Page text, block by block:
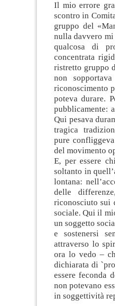
Il mio errore
scontro in
gruppo del
nulla davvero
qualcosa di
concentrata
ristretto gruppo
non
riconoscimento
poteva durare.
pubblicamente:
Qui pesava
tragica
pure
del movimento
E, per essere
soltanto in
lontana:
delle
riconosciuto sui
sociale. Qui il
un soggetto
e sostenersi
attraverso lo
ora lo vedo –
dichiarata di
essere feconda
non potevano
in soggettività